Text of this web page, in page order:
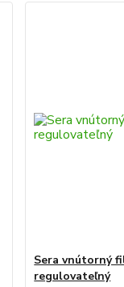
Sera vnútorný
regulovateľný